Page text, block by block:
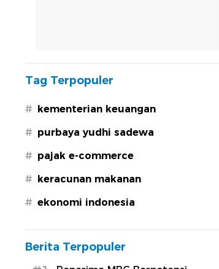
Tag Terpopuler
# kementerian keuangan
# purbaya yudhi sadewa
# pajak e-commerce
# keracunan makanan
# ekonomi indonesia
Berita Terpopuler